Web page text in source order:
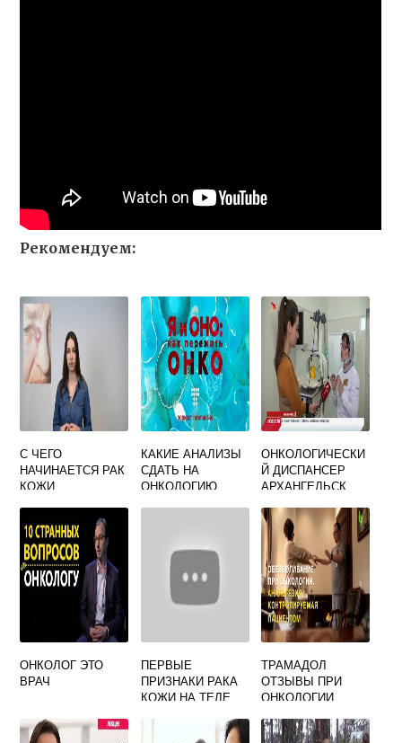
Рекомендуем:
С ЧЕГО
НАЧИНАЕТСЯ РАК
КОЖИ
КАКИЕ АНАЛИЗЫ
СДАТЬ НА
ОНКОЛОГИЮ
ОНКОЛОГИЧЕСКИ
Й ДИСПАНСЕР
АРХАНГЕЛЬСК
САЙТ
ОНКОЛОГ ЭТО
ВРАЧ
ПЕРВЫЕ
ПРИЗНАКИ РАКА
КОЖИ НА ТЕЛЕ
ТРАМАДОЛ
ОТЗЫВЫ ПРИ
ОНКОЛОГИИ